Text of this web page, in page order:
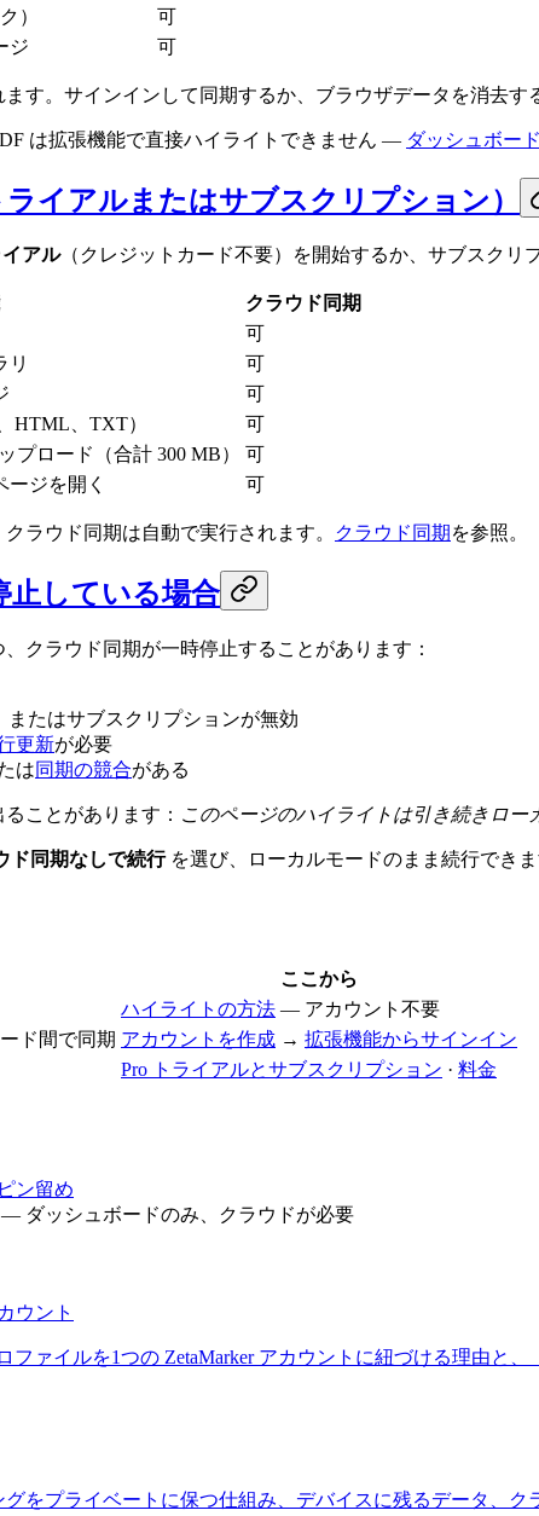
）
可
ジ
可
す。サインインして同期するか、ブラウザデータを消去す
は拡張機能で直接ハイライトできません — ダッシュボード
イアルまたはサブスクリプション）
アル（クレジットカード不要）を開始するか、サブスクリ
クラウド同期
可
リ
可
可
HTML、TXT）
可
プロード（合計 300 MB）
可
ジを開く
可
ラウド同期は自動で実行されます。 クラウド同期 を参照。
止している場合
、クラウド同期が一時停止することがあります：
またはサブスクリプションが無効
更新が必要
は同期の競合がある
ことがあります： このページのハイライトは引き続きロー
ド同期なしで続行を選び、ローカルモードのまま続行できま
ここから
ハイライトの方法 — アカウント不要
ド間で同期 アカウントを作成 → 拡張機能からサインイン
Pro トライアルとサブスクリプション · 料金
ン留め
— ダッシュボードのみ、クラウドが必要
ウント
ファイルを1つの ZetaMarker アカウントに紐づける理由と
をプライベートに保つ仕組み、デバイスに残るデータ、ク